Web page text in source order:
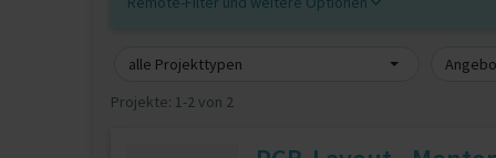
alle Projekttypen
Projekte: 1-2 von 2